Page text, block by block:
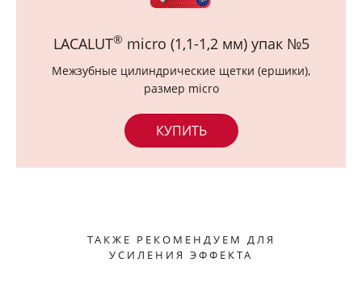
LACALUT® micro (1,1-1,2 мм) упак №5
Межзубные цилиндрические щетки (ершики),
размер micro
КУПИТЬ
ТАКЖЕ РЕКОМЕНДУЕМ ДЛЯ
УСИЛЕНИЯ ЭФФЕКТА